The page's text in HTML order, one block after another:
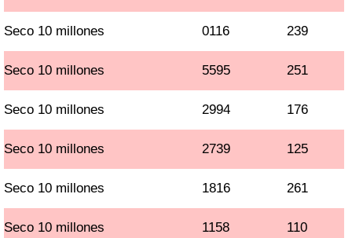
Seco 10 millones 0116 239
Seco 10 millones 5595 251
Seco 10 millones 2994 176
Seco 10 millones 2739 125
Seco 10 millones 1816 261
Seco 10 millones 1158 110